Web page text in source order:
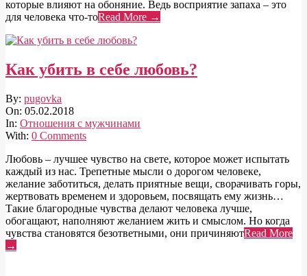
которые влияют на обоняние. Ведь восприятие запаха – это
для человека что-тоRead More →
Как убить в себе любовь?
2018-
02-
05
By: pugovka
On: 05.02.2018
In: Отношения с мужчинами
With: 0 Comments
Любовь – лучшее чувство на свете, которое может испытать
каждый из нас. Трепетные мысли о дорогом человеке,
желание заботиться, делать приятные вещи, сворачивать горы,
жертвовать временем и здоровьем, посвящать ему жизнь…
Такие благородные чувства делают человека лучше,
обогащают, наполняют желанием жить и смыслом. Но когда
чувства становятся безответными, они причиняютRead More
→